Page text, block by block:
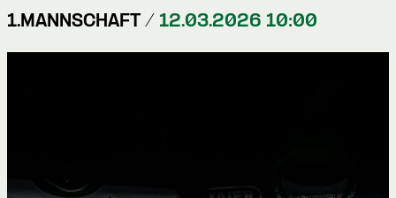
1.MANNSCHAFT / 12.03.2026 10:00